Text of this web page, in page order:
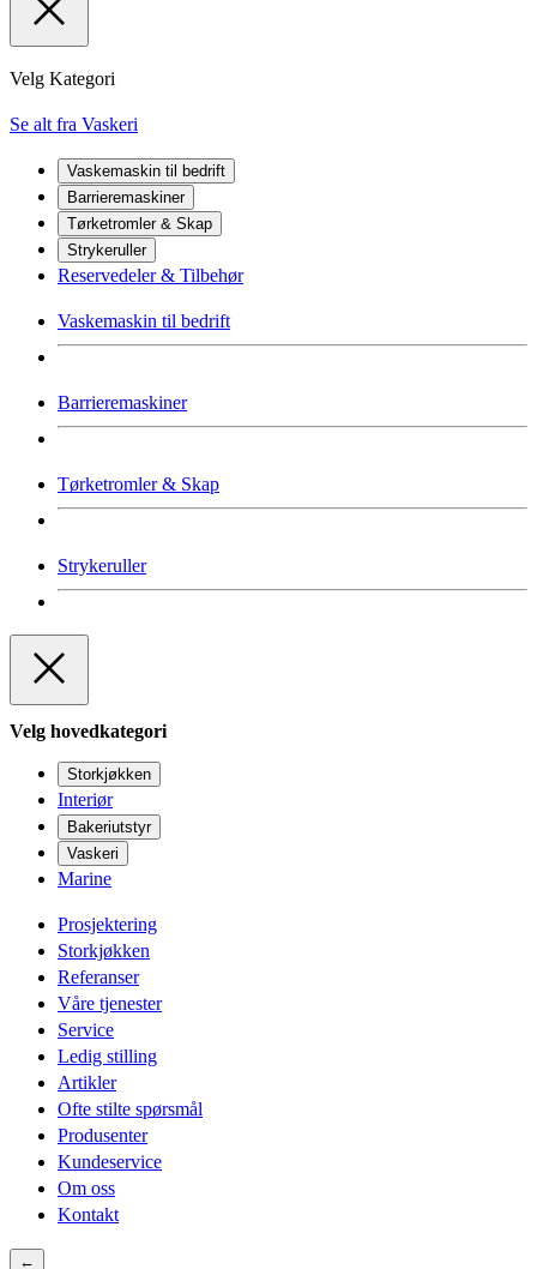
Velg Kategori
Se alt fra Vaskeri
Vaskemaskin til bedrift
Barrieremaskiner
Tørketromler & Skap
Strykeruller
Reservedeler & Tilbehør
Vaskemaskin til bedrift
Barrieremaskiner
Tørketromler & Skap
Strykeruller
Velg hovedkategori
Storkjøkken
Interiør
Bakeriutstyr
Vaskeri
Marine
Prosjektering
Storkjøkken
Referanser
Våre tjenester
Service
Ledig stilling
Artikler
Ofte stilte spørsmål
Produsenter
Kundeservice
Om oss
Kontakt
←